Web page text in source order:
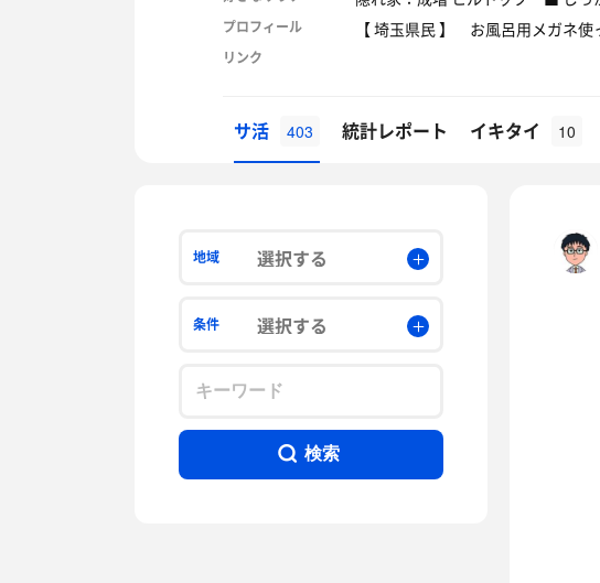
プロフィール 【 埼玉県民 】 お風呂用メガネ
リンク
サ活 403 統計レポート イキタイ 10
地域 選択する
条件 選択する
検索